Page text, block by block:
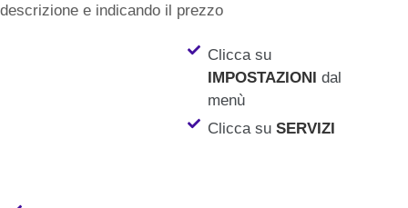
descrizione e indicando il prezzo
Clicca su
IMPOSTAZIONI dal
menù
Clicca suSERVIZI